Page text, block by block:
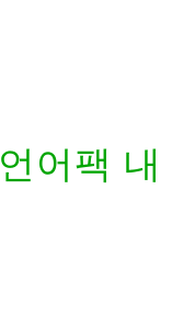
언어팩 내